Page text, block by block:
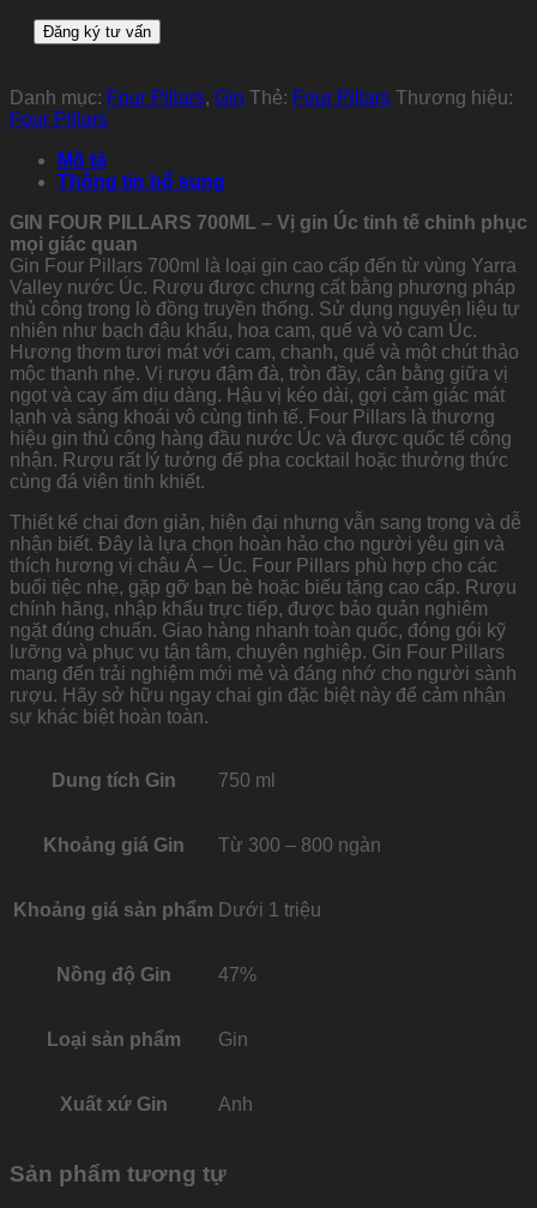
Danh mục: Four Pillars, Gin Thẻ: Four Pillars
Thương hiệu:
Four Pillars
Mô tả
Thông tin bổ sung
GIN FOUR PILLARS 700ML – Vị gin Úc tinh tế chinh phục
mọi giác quan
Gin Four Pillars 700ml là loại gin cao cấp đến từ vùng Yarra
Valley nước Úc. Rượu được chưng cất bằng phương pháp
thủ công trong lò đồng truyền thống. Sử dụng nguyên liệu tự
nhiên như bạch đậu khấu, hoa cam, quế và vỏ cam Úc.
Hương thơm tươi mát với cam, chanh, quế và một chút thảo
mộc thanh nhẹ. Vị rượu đậm đà, tròn đầy, cân bằng giữa vị
ngọt và cay ấm dịu dàng. Hậu vị kéo dài, gợi cảm giác mát
lạnh và sảng khoái vô cùng tinh tế. Four Pillars là thương
hiệu gin thủ công hàng đầu nước Úc và được quốc tế công
nhận. Rượu rất lý tưởng để pha cocktail hoặc thưởng thức
cùng đá viên tinh khiết.
Thiết kế chai đơn giản, hiện đại nhưng vẫn sang trọng và dễ
nhận biết. Đây là lựa chọn hoàn hảo cho người yêu gin và
thích hương vị châu Á – Úc. Four Pillars phù hợp cho các
buổi tiệc nhẹ, gặp gỡ bạn bè hoặc biếu tặng cao cấp. Rượu
chính hãng, nhập khẩu trực tiếp, được bảo quản nghiêm
ngặt đúng chuẩn. Giao hàng nhanh toàn quốc, đóng gói kỹ
lưỡng và phục vụ tận tâm, chuyên nghiệp. Gin Four Pillars
mang đến trải nghiệm mới mẻ và đáng nhớ cho người sành
rượu. Hãy sở hữu ngay chai gin đặc biệt này để cảm nhận
sự khác biệt hoàn toàn.
Dung tích Gin 750 ml
Khoảng giá Gin Từ 300 – 800 ngàn
Khoảng giá sản phẩm Dưới 1 triệu
Nồng độ Gin 47%
Loại sản phẩm Gin
Xuất xứ Gin Anh
Sản phẩm tương tự